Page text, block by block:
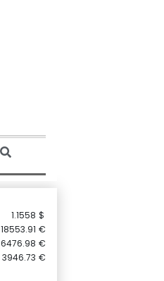
1.1558 $
18553.91 €
6476.98 €
3946.73 €